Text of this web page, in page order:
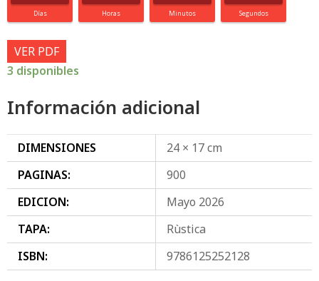
Días Horas Minutos Segundos
VER PDF
3 disponibles
Información adicional
DIMENSIONES
24 × 17 cm
PAGINAS:
900
EDICION:
Mayo 2026
TAPA:
Rùstica
ISBN:
9786125252128